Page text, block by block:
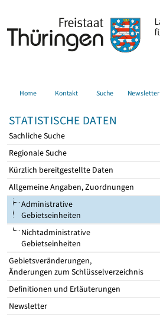
Home Kontakt Suche Newsletter
STATISTISCHE DATEN
Sachliche Suche
Regionale Suche
Kürzlich bereitgestellte Daten
Allgemeine Angaben, Zuordnungen
Administrative
Gebietseinheiten
Nichtadministrative
Gebietseinheiten
Gebietsveränderungen,
Änderungen zum Schlüsselverzeichnis
Definitionen und Erläuterungen
Newsletter